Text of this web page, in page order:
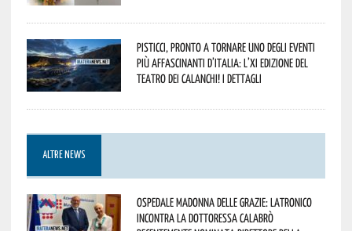
Pisticci, pronto a tornare uno degli eventi
più affascinanti d’Italia: l’XI edizione del
Teatro dei Calanchi! I dettagli
ALTRE NEWS
Ospedale Madonna delle Grazie: Latronico
incontra la dottoressa Calabrò